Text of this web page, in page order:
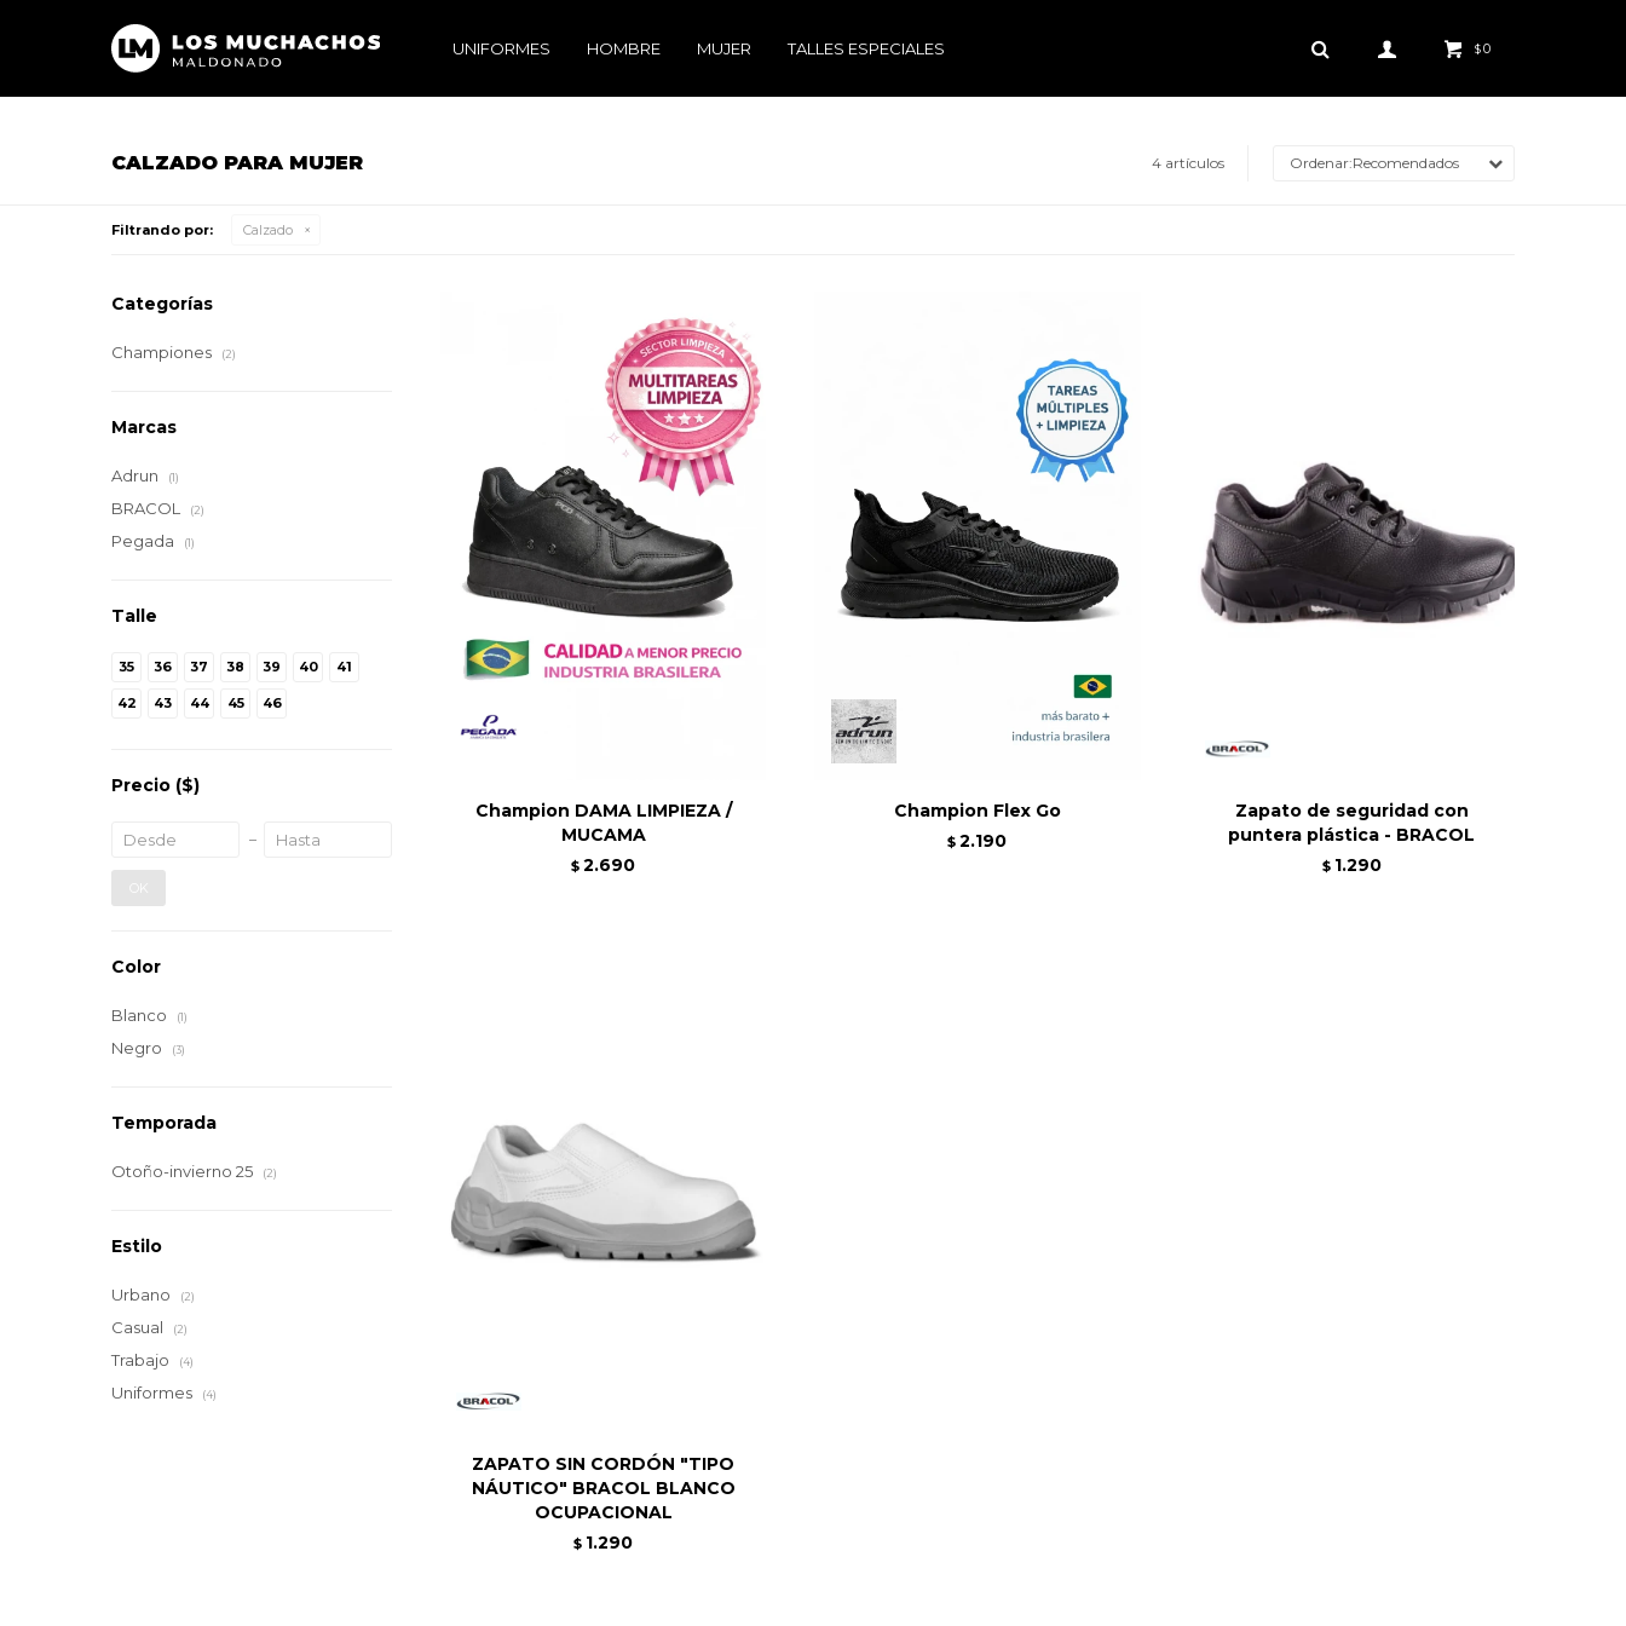
UNIFORMES HOMBRE MUJER TALLES ESPECIALES $0
CALZADO PARA MUJER 4 artículos Recomendados
Filtrando por: Calzado
Champion DAMA LIMPIEZA /
MUCAMA
$ 2.690
Champion Flex Go
$ 2.190
Zapato de seguridad con
puntera plástica - BRACOL
$ 1.290
ZAPATO SIN CORDÓN "TIPO
NÁUTICO" BRACOL BLANCO
OCUPACIONAL
$ 1.290
Categorías
Championes (2)
Marcas
Adrun (1)
BRACOL (2)
Pegada (1)
Talle
35 36 37 38 39 40 41
42 43 44 45 46
Precio ($)
OK
Color
Blanco (1)
Negro (3)
Temporada
Otoño-invierno 25 (2)
Estilo
Urbano (2)
Casual (2)
Trabajo (4)
Uniformes (4)